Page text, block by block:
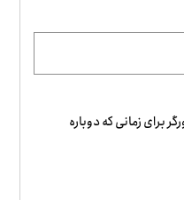
برای زمانی که دوباره